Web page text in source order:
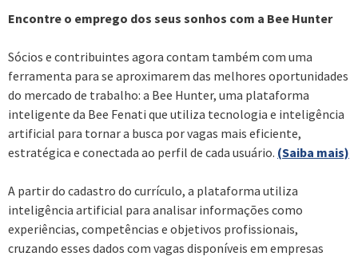
Encontre o emprego dos seus sonhos com a Bee Hunter
Sócios e contribuintes agora contam também com uma
ferramenta para se aproximarem das melhores oportunidades
do mercado de trabalho: a Bee Hunter, uma plataforma
inteligente da Bee Fenati que utiliza tecnologia e inteligência
artificial para tornar a busca por vagas mais eficiente,
estratégica e conectada ao perfil de cada usuário. (Saiba mais)
A partir do cadastro do currículo, a plataforma utiliza
inteligência artificial para analisar informações como
experiências, competências e objetivos profissionais,
cruzando esses dados com vagas disponíveis em empresas